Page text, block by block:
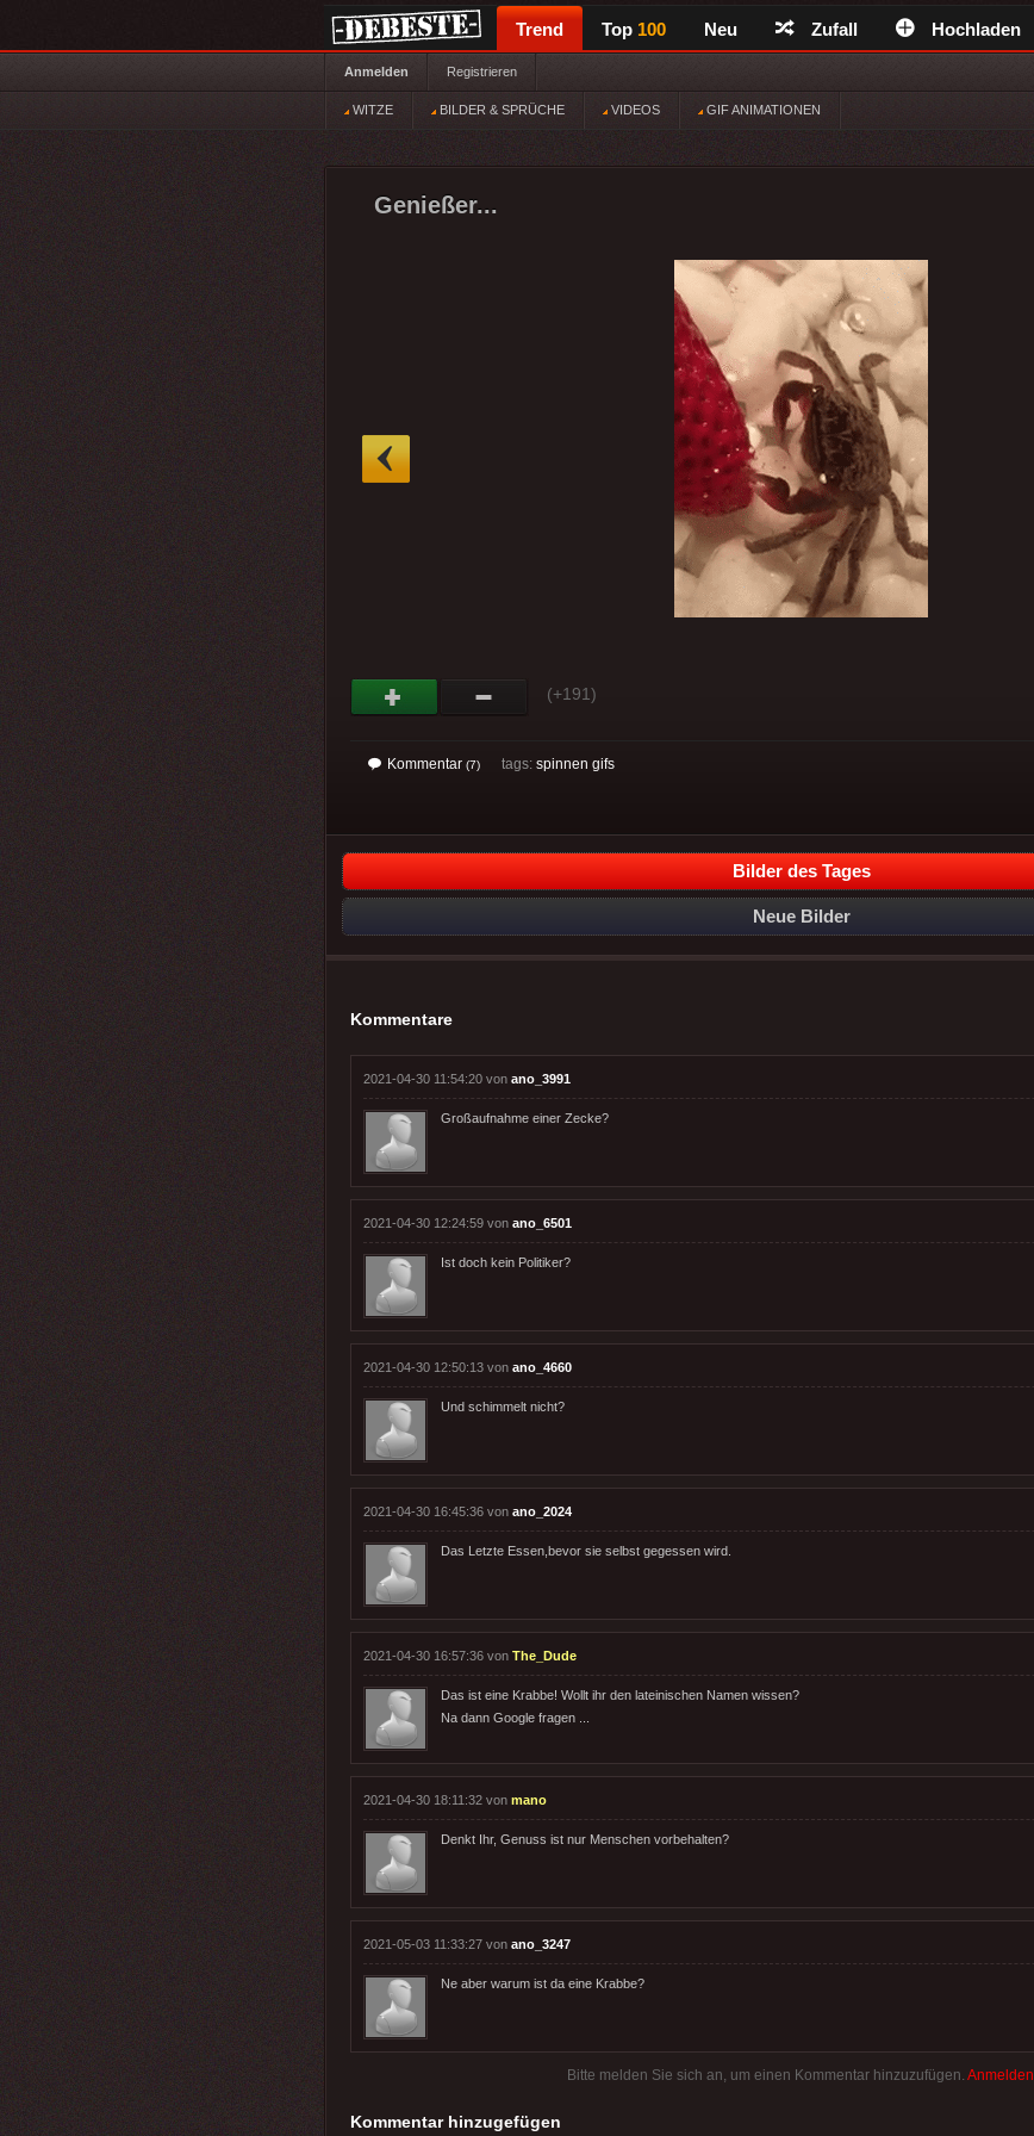
Trend Top 100 Neu Zufall Hochladen
Anmelden Registrieren
WITZE BILDER & SPRÜCHE VIDEOS GIF ANIMATIONEN
Genießer...
(+191)
Kommentar (7) tags: spinnen gifs
Bilder des Tages
Neue Bilder
Kommentare
2021-04-30 11:54:20 von ano_3991
Großaufnahme einer Zecke?
2021-04-30 12:24:59 von ano_6501
Ist doch kein Politiker?
2021-04-30 12:50:13 von ano_4660
Und schimmelt nicht?
2021-04-30 16:45:36 von ano_2024
Das Letzte Essen,bevor sie selbst gegessen wird.
2021-04-30 16:57:36 von The_Dude
Das ist eine Krabbe! Wollt ihr den lateinischen Namen wissen?
Na dann Google fragen ...
2021-04-30 18:11:32 von mano
Denkt Ihr, Genuss ist nur Menschen vorbehalten?
2021-05-03 11:33:27 von ano_3247
Ne aber warum ist da eine Krabbe?
Bitte melden Sie sich an, um einen Kommentar hinzuzufügen. Anmelden
Kommentar hinzugefügen